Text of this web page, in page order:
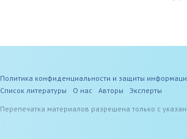
Политика конфиденциальности и защиты
Список литературы
О нас Авторы
Эксперты
Перепечатка материалов разрешена только с